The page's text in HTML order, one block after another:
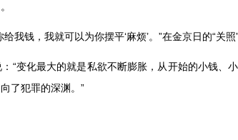
我钱，我就可以为你摆平‘麻烦’。 ”在金京日的“关照
“变化最大的就是私欲不断膨胀，从开始的小钱、
了犯罪的深渊。 ”